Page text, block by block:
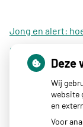
Jong en alert:
dan een
Sinds
neemt gebruik
Eigen risico
Schurft sinds
Deze
Wij
website
en
Voor